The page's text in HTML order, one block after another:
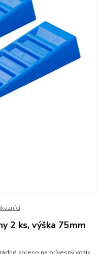
2 ks, výška 75mm